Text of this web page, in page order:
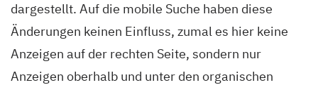
dargestellt. Auf die mobile Suche haben diese
Änderungen keinen Einfluss, zumal es hier keine
Anzeigen auf der rechten Seite, sondern nur
Anzeigen oberhalb und unter den organischen